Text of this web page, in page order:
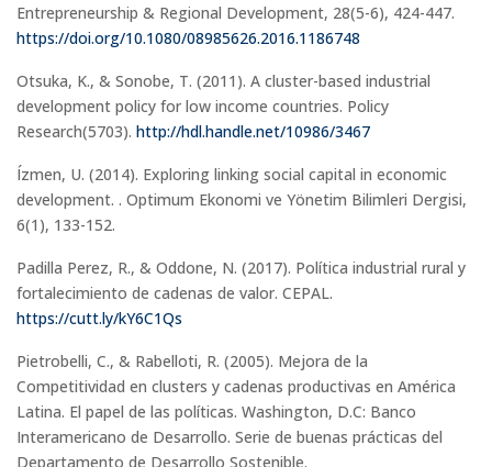
Entrepreneurship & Regional Development, 28(5-6), 424-447.
https://doi.org/10.1080/08985626.2016.1186748
Otsuka, K., & Sonobe, T. (2011). A cluster-based industrial
development policy for low income countries. Policy
Research(5703). http://hdl.handle.net/10986/3467
Ízmen, U. (2014). Exploring linking social capital in economic
development. . Optimum Ekonomi ve Yönetim Bilimleri Dergisi,
6(1), 133-152.
Padilla Perez, R., & Oddone, N. (2017). Política industrial rural y
fortalecimiento de cadenas de valor. CEPAL.
https://cutt.ly/kY6C1Qs
Pietrobelli, C., & Rabelloti, R. (2005). Mejora de la
Competitividad en clusters y cadenas productivas en América
Latina. El papel de las políticas. Washington, D.C: Banco
Interamericano de Desarrollo. Serie de buenas prácticas del
Departamento de Desarrollo Sostenible.